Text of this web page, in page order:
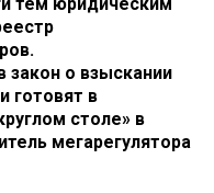
закон о взыскании
готовят в
столе» в
мегарегулятора